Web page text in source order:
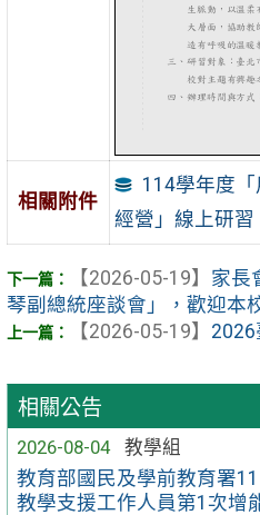
相關公告
2026-08-04
教學組
教育部國民及學前教育署
教學支援工作人員第1次增
相關附件
114學年度
經營」線上研習
【2026-05-19】 家長
琴副總統座談會」，歡迎本
【2026-05-19】